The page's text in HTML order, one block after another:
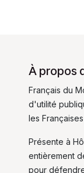
À propos
Français du
d'utilité
les
Présente à
entièrement
pour